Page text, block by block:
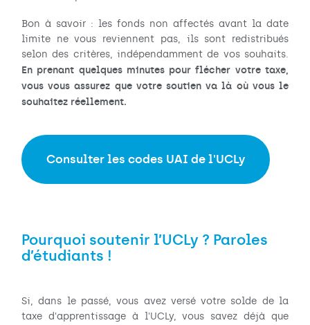
Bon à savoir : les fonds non affectés avant la date
limite ne vous reviennent pas, ils sont redistribués
selon des critères, indépendamment de vos souhaits.
En prenant quelques minutes pour flécher votre taxe,
vous vous assurez que votre soutien va là où vous le
souhaitez réellement.
Consulter les codes UAI de l'UCLy
Pourquoi soutenir l’UCLy ? Paroles
d’étudiants !
Si, dans le passé, vous avez versé votre solde de la
taxe d'apprentissage à l'UCLy, vous savez déjà que